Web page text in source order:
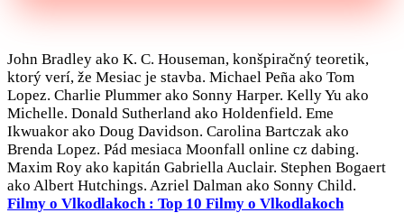
John Bradley ako K. C. Houseman, konšpiračný teoretik,
ktorý verí, že Mesiac je stavba. Michael Peña ako Tom
Lopez. Charlie Plummer ako Sonny Harper. Kelly Yu ako
Michelle. Donald Sutherland ako Holdenfield. Eme
Ikwuakor ako Doug Davidson. Carolina Bartczak ako
Brenda Lopez. Pád mesiaca Moonfall online cz dabing.
Maxim Roy ako kapitán Gabriella Auclair. Stephen Bogaert
ako Albert Hutchings. Azriel Dalman ako Sonny Child.
Filmy o Vlkodlakoch : Top 10 Filmy o Vlkodlakoch